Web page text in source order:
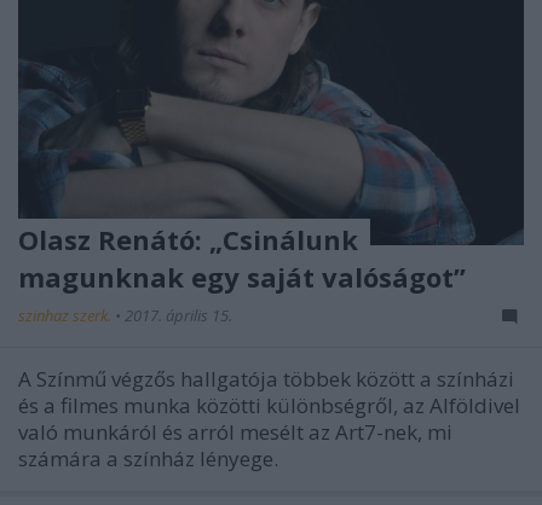
Olasz Renátó: „Csinálunk
magunknak egy saját valóságot”
szinhaz szerk. • 2017. április 15.
A Színmű végzős hallgatója többek között a színházi
és a filmes munka közötti különbségről, az Alföldivel
való munkáról és arról mesélt az Art7-nek, mi
számára a színház lényege.